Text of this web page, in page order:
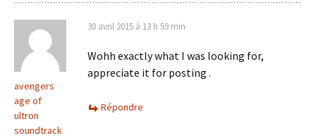
avengers
age of
ultron
soundtrack
30 avril 2015 à 13 h 59 min
Wohh exactly what I was looking for,
appreciate it for posting .
Répondre